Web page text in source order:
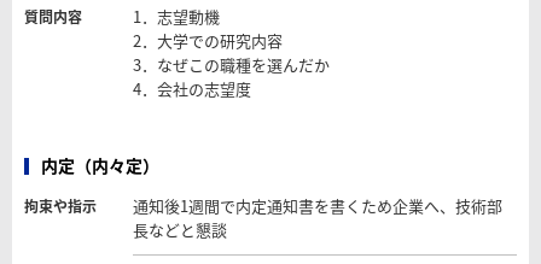
質問内容
1．志望動機
2．大学での研究内容
3．なぜこの職種を選んだか
4．会社の志望度
内定（内々定）
拘束や指示
通知後1週間で内定通知書を書くため企業へ、技術部
長などと懇談